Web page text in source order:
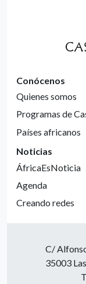
Conócenos
Quienes somos
Programas de
Países africanos
Noticias
ÁfricaEsNoticia
Agenda
Creando redes
C/
35003